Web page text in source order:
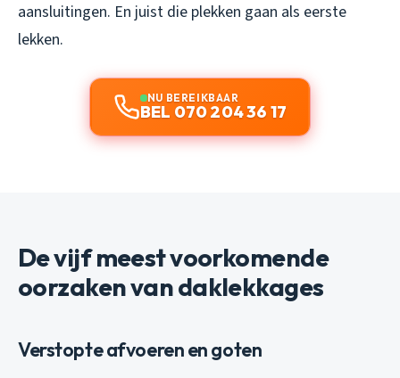
aansluitingen. En juist die plekken gaan als eerste
lekken.
NU BEREIKBAAR
BEL 070 204 36 17
De vijf meest voorkomende
oorzaken van daklekkages
Verstopte afvoeren en goten